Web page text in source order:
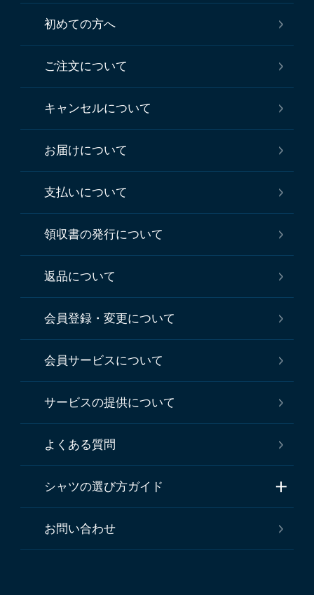
初めての方へ
ご注文について
キャンセルについて
お届けについて
支払いについて
領収書の発行について
返品について
会員登録・変更について
会員サービスについて
サービスの提供について
よくある質問
シャツの選び方ガイド
お問い合わせ